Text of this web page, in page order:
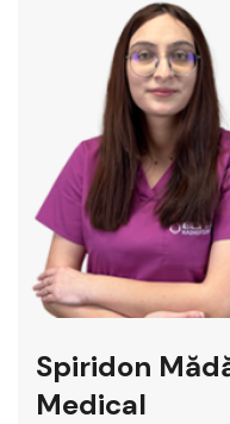
Spiridon
Medical